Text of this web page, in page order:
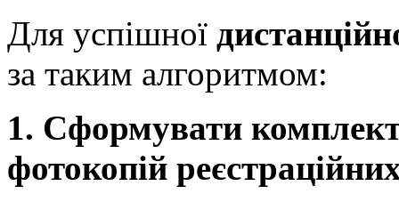
Для успішної
за таким алгоритмом:
1. Сформувати
фотокопій